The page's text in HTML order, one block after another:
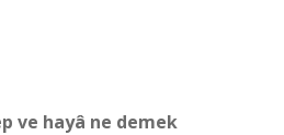
ve hayâ ne demek